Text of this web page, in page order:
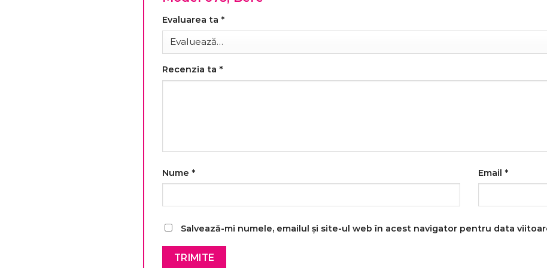
Evaluarea ta *
Recenzia ta *
Nume * Email *
Salvează-mi numele, emailul și site-ul web în acest navigator pentru data